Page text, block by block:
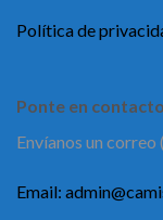
Política de
Ponte en
Envíanos un correo
Email: